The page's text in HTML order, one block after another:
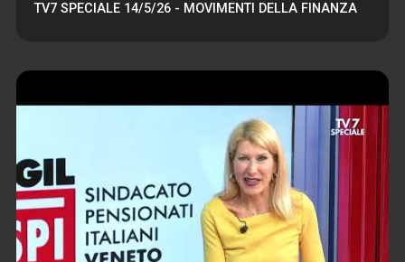
TV7 SPECIALE 14/5/26 - MOVIMENTI DELLA FINANZA